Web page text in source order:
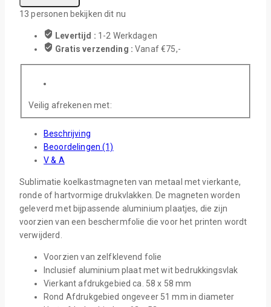
13 personen bekijken dit nu
Levertijd : 1-2 Werkdagen
Gratis verzending :Vanaf €75,-
Veilig afrekenen met:
Beschrijving
Beoordelingen (1)
V & A
Sublimatie koelkastmagneten van metaal met vierkante,
ronde of hartvormige drukvlakken. De magneten worden
geleverd met bijpassende aluminium plaatjes, die zijn
voorzien van een beschermfolie die voor het printen wordt
verwijderd.
Voorzien van zelfklevend folie
Inclusief aluminium plaat met wit bedrukkingsvlak
Vierkant afdrukgebied ca. 58 x 58 mm
Rond Afdrukgebied ongeveer 51 mm in diameter